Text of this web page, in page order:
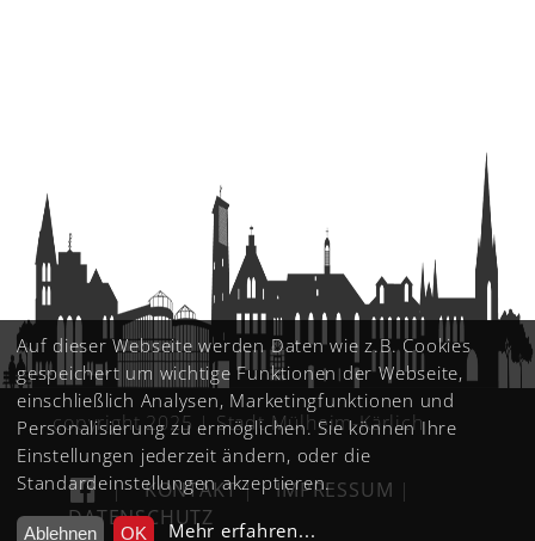
copyright 2025 | Stadt Mülheim-Kärlich
| KONTAKT| IMPRESSUM |
DATENSCHUTZ
Auf dieser Webseite werden Daten wie z.B. Cookies
gespeichert um wichtige Funktionen der Webseite,
einschließlich Analysen, Marketingfunktionen und
Personalisierung zu ermöglichen. Sie können Ihre
Einstellungen jederzeit ändern, oder die
Standardeinstellungen akzeptieren.
Ablehnen OK Mehr erfahren...